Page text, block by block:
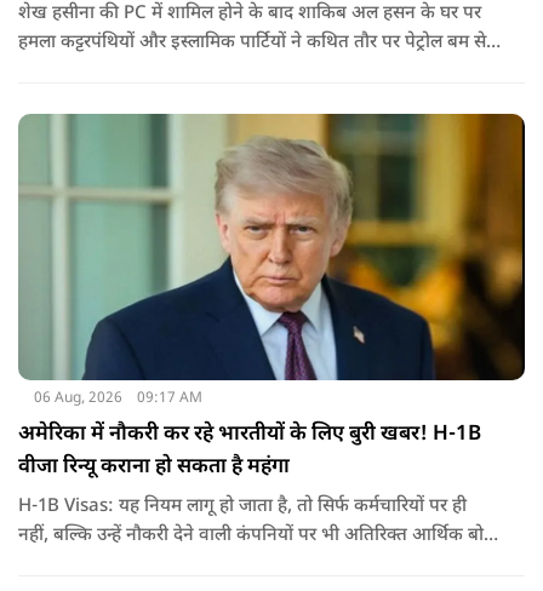
शेख हसीना की PC में शामिल होने के बाद शाकिब अल हसन के घर पर
हमला कट्टरपंथियों और इस्लामिक पार्टियों ने कथित तौर पर पेट्रोल बम से
जरिए संबोधन दिया था.
06 Aug, 2026 09:17 AM
अमेरिका में नौकरी कर रहे भारतीयों के लिए बुरी खबर! H-1B
वीजा रिन्यू कराना हो सकता है महंगा
H-1B Visas: यह नियम लागू हो जाता है, तो सिर्फ कर्मचारियों पर ही
नहीं, बल्कि उन्हें नौकरी देने वाली कंपनियों पर भी अतिरिक्त आर्थिक बोझ